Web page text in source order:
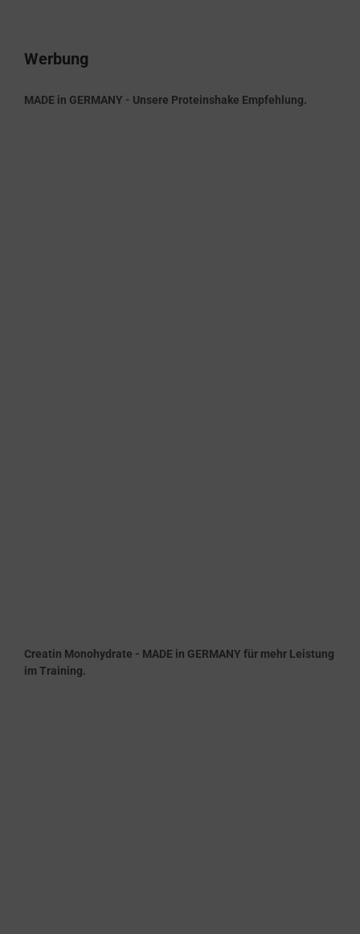
Werbung
MADE in GERMANY - Unsere Proteinshake Empfehlung.
Creatin Monohydrate - MADE in GERMANY für mehr Leistung
im Training.